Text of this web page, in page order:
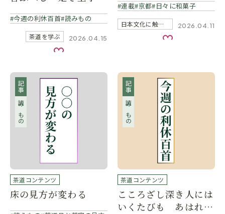
今週の利休百首 読みもの
茶道を学ぶ 2026.04.15
お気に入り
連載 京都 日々に和菓子
日本文化に触れる 2026.04.11
お気に入り
記事
読みもの
茶道コンテンツ
床の見方が変わる
記事
読みもの
茶道コンテンツ
こころざし深き人には
いくたびも あはれみ